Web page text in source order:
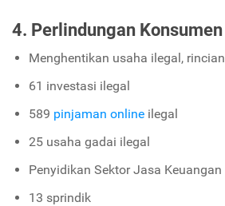
4. Perlindungan Konsumen
Menghentikan usaha ilegal,
61 investasi ilegal
589 pinjaman onlineilegal
25 usaha gadai ilegal
Penyidikan Sektor Jasa Keuangan
13 sprindik